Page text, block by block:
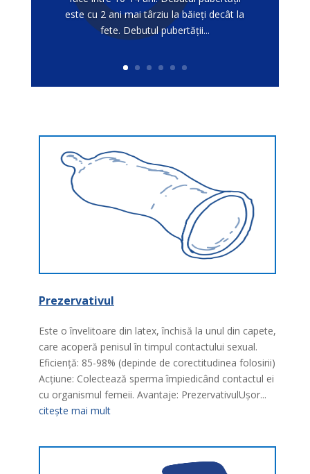
este cu 2 ani mai târziu la băieţi decât la
fete. Debutul pubertăţii...
Prezervativul
Este o învelitoare din latex, închisă la unul din capete,
care acoperă penisul în timpul contactului sexual.
Eficienţă: 85-98% (depinde de corectitudinea folosirii)
Acţiune: Colectează sperma împiedicând contactul ei
cu organismul femeii. Avantaje: PrezervativulUşor...
citește mai mult